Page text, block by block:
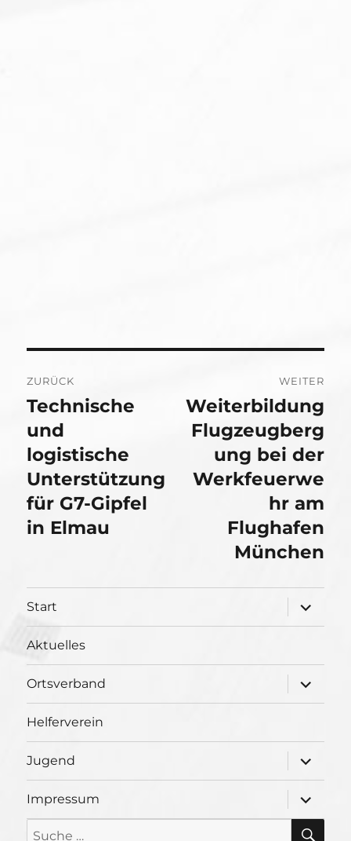
ZURÜCK
Vorheriger
Beitrag:
Technische
und
logistische
Unterstützung
für G7-Gipfel
in Elmau
WEITER
Nächster
Beitrag:
Weiterbildung
Flugzeugberg
ung bei der
Werkfeuerwe
hr am
Flughafen
München
Start
öffnen
Aktuelles
Ortsverband
öffnen
Helferverein
Jugend
öffnen
Impressum
öffnen
Suche